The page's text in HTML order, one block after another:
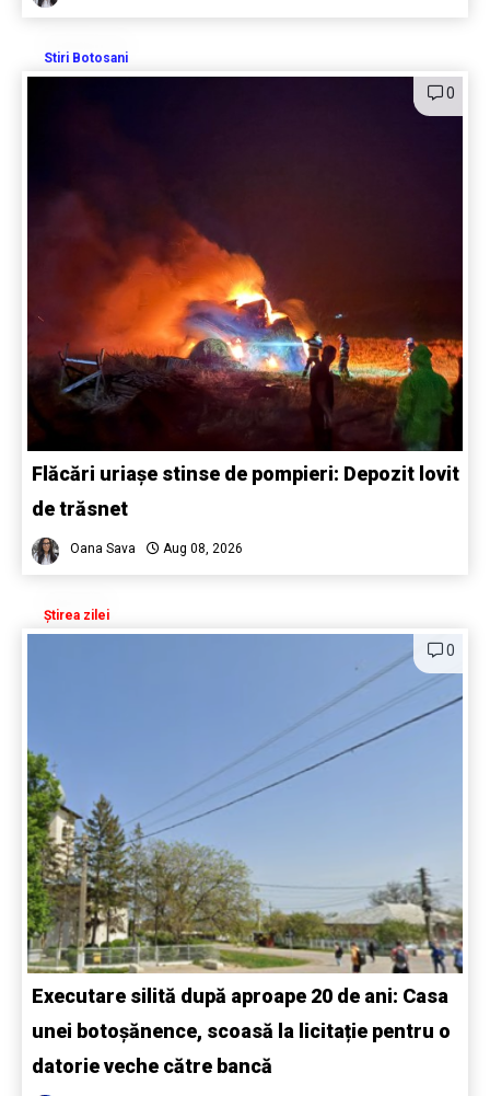
Stiri Botosani
0
Flăcări uriașe stinse de pompieri: Depozit lovit
de trăsnet
Oana Sava Aug 08, 2026
Știrea zilei
0
Executare silită după aproape 20 de ani: Casa
unei botoșănence, scoasă la licitație pentru o
datorie veche către bancă